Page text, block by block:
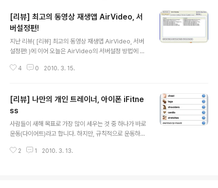
[리뷰] 최고의 동영상 재생앱 AirVideo, 서
버설정편!
지난 리뷰( [리뷰] 최고의 동영상 재생앱 AirVideo, 서버
설정편! )에 이어 오늘은 AirVideo의 서버설정 방법에 대
ideo는 서버(내 컴퓨터나 노트북 등)에 있는 동영상 파일
(다행히 AirVideo는 PC와 Mac을 모두 지원합니다. ^^;)
먼저 다음 링크에서 AirVideo 서버용 프로그램을 다운로
드 합니다.(최신버전을 다운로드하기 위해서는 공식 사이
트를 이용하시기 바랍니다.) PC (2.2.4) : Download Se
rver Software for Windows Mac (2.2.4) : Downlo
ad Server..
4 0 2010. 3. 15.
[리뷰] 나만의 개인 트레이너, 아이폰 iFitne
ss
사람들이 새해 목표로 가장 많이 세우는 것 중 하나가 바로
운동(다이어트)라고 합니다. 하지만, 규칙적으로 운동하는
못하는 경우가 많은 것 같습니다. 그런 의미에서 오늘은 H
2 1 2010. 3. 13.